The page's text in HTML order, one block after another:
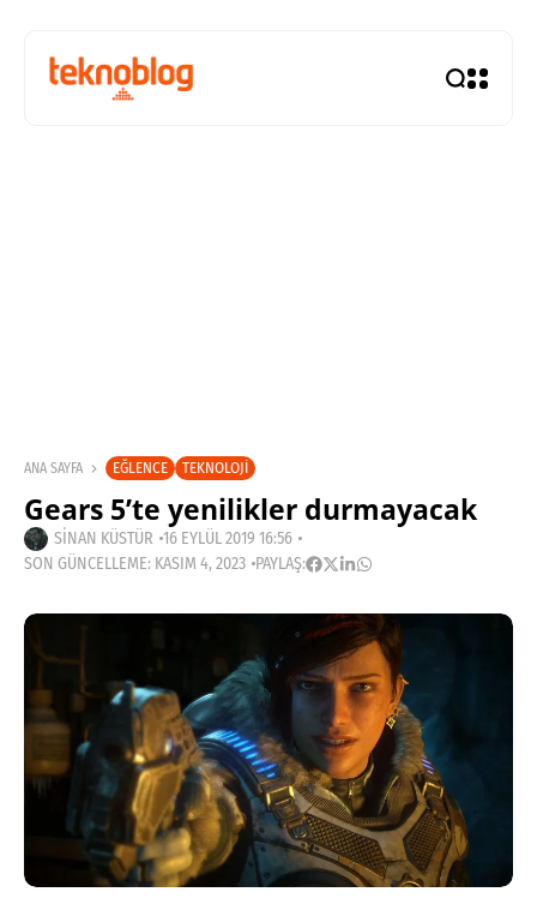
ANA SAYFA EĞLENCE TEKNOLOJI
Gears 5’te yenilikler durmayacak
SINAN KÜSTÜR 16 EYLÜL 2019 16:56
SON GÜNCELLEME: KASIM 4, 2023 PAYLAŞ: